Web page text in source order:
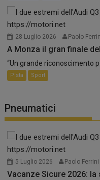
28 Luglio 2026 Paolo
A Monza il gran finale
“Un grande riconoscimento
Pista Sport
Pneumatici
5 Luglio 2026 Paolo Ferrini
Vacanze Sicure 2026: